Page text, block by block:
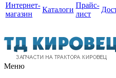
Интернет-
магазин
Каталоги
Прайс-
лист
Меню